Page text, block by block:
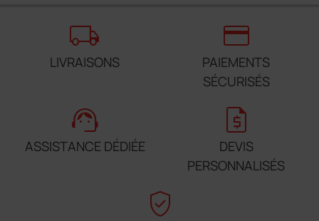
local_shipping
LIVRAISONS
credit_card
PAIEMENTS
SÉCURISÉS
support_agent
ASSISTANCE DÉDIÉE
request_quote
DEVIS
PERSONNALISÉS
verified_user